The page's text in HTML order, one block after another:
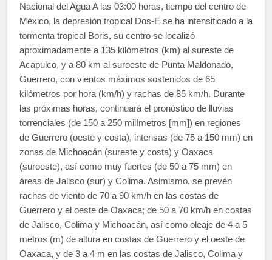
Nacional del Agua A las 03:00 horas, tiempo del centro de
México, la depresión tropical Dos-E se ha intensificado a la
tormenta tropical Boris, su centro se localizó
aproximadamente a 135 kilómetros (km) al sureste de
Acapulco, y a 80 km al suroeste de Punta Maldonado,
Guerrero, con vientos máximos sostenidos de 65
kilómetros por hora (km/h) y rachas de 85 km/h. Durante
las próximas horas, continuará el pronóstico de lluvias
torrenciales (de 150 a 250 milímetros [mm]) en regiones
de Guerrero (oeste y costa), intensas (de 75 a 150 mm) en
zonas de Michoacán (sureste y costa) y Oaxaca
(suroeste), así como muy fuertes (de 50 a 75 mm) en
áreas de Jalisco (sur) y Colima. Asimismo, se prevén
rachas de viento de 70 a 90 km/h en las costas de
Guerrero y el oeste de Oaxaca; de 50 a 70 km/h en costas
de Jalisco, Colima y Michoacán, así como oleaje de 4 a 5
metros (m) de altura en costas de Guerrero y el oeste de
Oaxaca, y de 3 a 4 m en las costas de Jalisco, Colima y